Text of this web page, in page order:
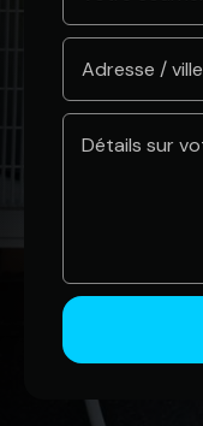
Adresse
Message